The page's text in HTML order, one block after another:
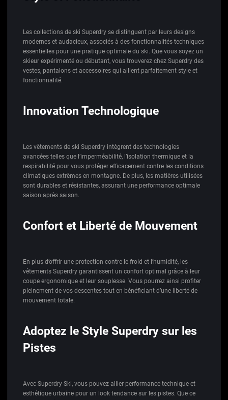
Les collections de ski Superdry se distinguent par leurs designs
modernes et audacieux, associés à des fonctionnalités techniques
essentielles pour une pratique optimale du ski. Que vous soyez un
skieur expérimenté ou débutant, vous trouverez chez Superdry des
vestes, pantalons et accessoires qui allient parfaitement style et
fonctionnalité.
Innovation Technologique
Les vêtements de ski Superdry intègrent des technologies
avancées telles que l’imperméabilité, l’isolation thermique et la
respirabilité pour vous protéger efficacement contre les conditions
climatiques extrêmes en montagne. De plus, les matières utilisées
sont durables et résistantes, assurant une performance optimale
saison après saison.
Confort et Liberté de Mouvement
En plus d’offrir une protection contre le froid et l’humidité, les
vêtements Superdry garantissent un confort optimal grâce à leur
coupe ergonomique et leur souplesse. Vous pourrez ainsi profiter
pleinement de vos descentes tout en bénéficiant d’une liberté de
mouvement totale.
Adoptez le Style Superdry sur les
Pistes
Avec Superdry Ski, vous pouvez allier performance technique et
esthétique urbaine pour un look tendance sur les pistes. Que ce